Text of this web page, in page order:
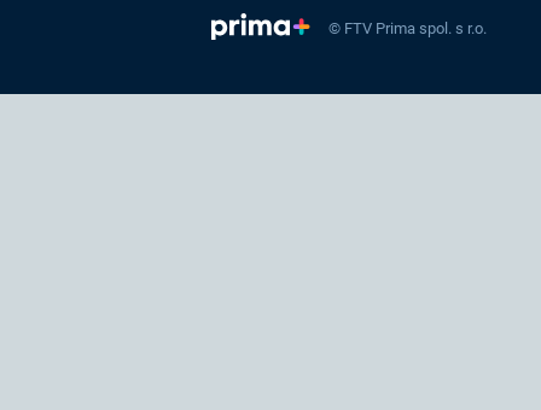
© FTV Prima spol. s r.o.